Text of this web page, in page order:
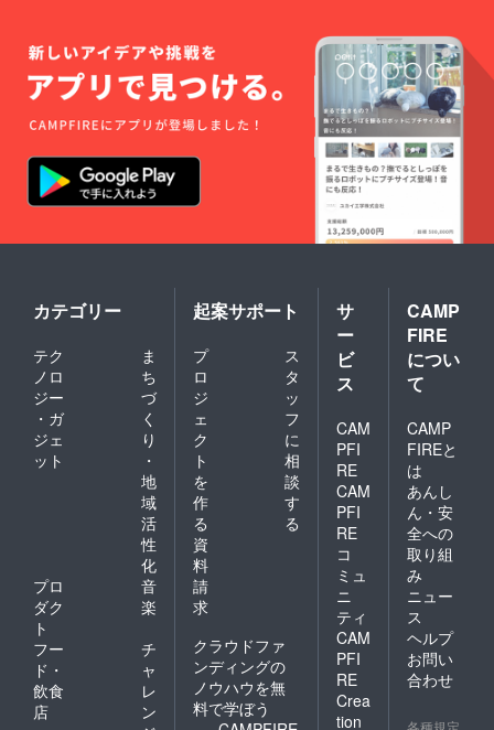
カテゴリー
テク
ノロ
ジー
・ガ
ジェ
ット
ま
ち
づ
く
り
・
地
域
活
性
化
プロ
ダク
ト
音
楽
フー
ド・
飲食
店
チ
ャ
レ
ン
起案サポート
プ
ロ
ジ
ェ
ク
ト
を
作
る
ス
タ
ッ
フ
に
相
談
す
る
資
料
請
求
クラウドファ
ンディングの
ノウハウを無
料で学ぼう
サ
ー
ビ
ス
CAM
PFI
RE
CAM
PFI
RE
コ
ミュ
ニ
ティ
CAM
PFI
RE
Crea
tion
CAMP
FIRE
につい
て
CAMP
FIREと
は
あんし
ん・安
全への
取り組
み
ニュー
ス
ヘルプ
お問い
合わせ
各種規定